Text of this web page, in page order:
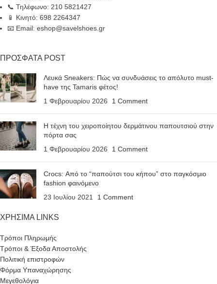
📞 Τηλέφωνο: 210 5821427
📱 Κινητό: 698 2264347
📧 Email: eshop@savelshoes.gr
ΠΡΟΣΦΑΤΑ POST
Λευκά Sneakers: Πώς να συνδυάσεις το απόλυτο must-
have της Tamaris φέτος!
1 Φεβρουαρίου 2026
1 Comment
Η τέχνη του χειροποίητου δερμάτινου παπουτσιού στην
πόρτα σας
1 Φεβρουαρίου 2026
1 Comment
Crocs: Από το “παπούτσι του κήπου” στο παγκόσμιο
fashion φαινόμενο
23 Ιουλίου 2021
1 Comment
ΧΡΗΣΙΜΑ LINKS
Τρόποι Πληρωμής
Τρόποι & Έξοδα Αποστολής
Πολιτική επιστροφών
Φόρμα Υπαναχώρησης
Μεγεθολόγια